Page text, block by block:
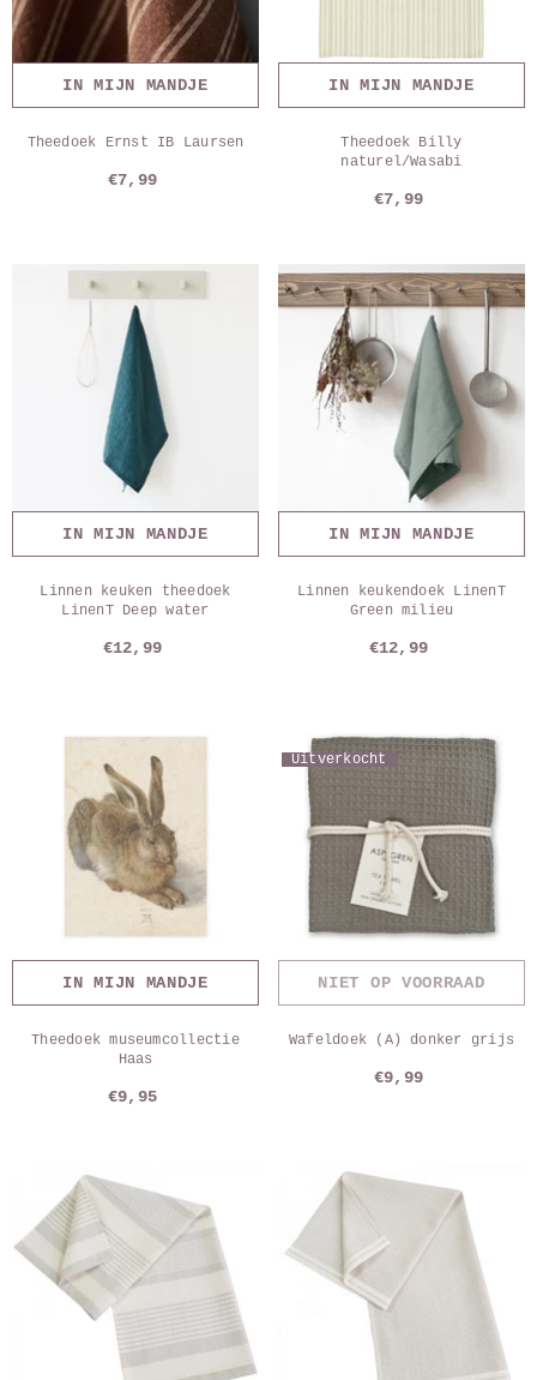
IN MIJN MANDJE
Theedoek Ernst IB Laursen
€7,99
IN MIJN MANDJE
Theedoek Billy
naturel/Wasabi
€7,99
IN MIJN MANDJE
Linnen keuken theedoek
LinenT Deep water
€12,99
IN MIJN MANDJE
Linnen keukendoek LinenT
Green milieu
€12,99
IN MIJN MANDJE
Theedoek museumcollectie
Haas
€9,95
Uitverkocht
NIET OP VOORRAAD
Wafeldoek (A) donker grijs
€9,99